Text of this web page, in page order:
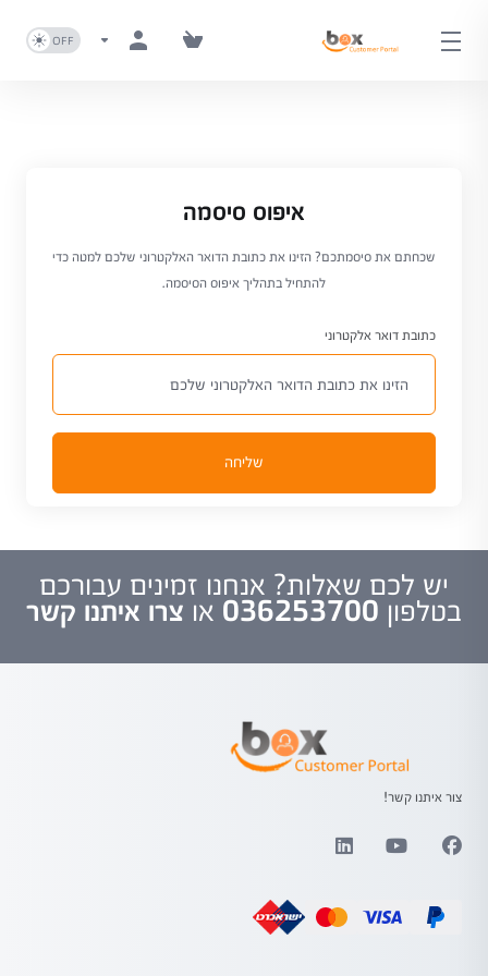
איפוס סיסמה
שכחתם את סיסמתכם? הזינו את כתובת הדואר האלקטרוני שלכם למטה כדי
להתחיל בתהליך איפוס הסיסמה.
כתובת דואר אלקטרוני
שליחה
יש לכם שאלות? אנחנו זמינים עבורכם
בטלפון 036253700 או צרו איתנו קשר
צור איתנו קשר!